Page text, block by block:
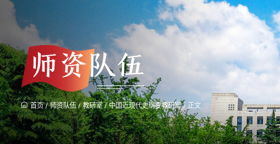
师资队伍
首页/师资队伍/教研室/中国近现代史纲要教研室/ 正文